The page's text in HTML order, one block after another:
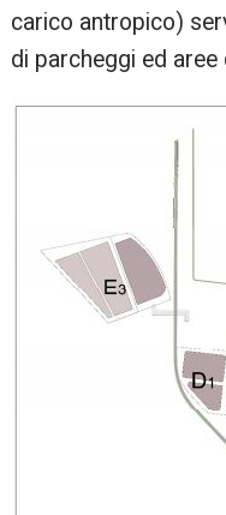
carico antropico)
di parcheggi ed